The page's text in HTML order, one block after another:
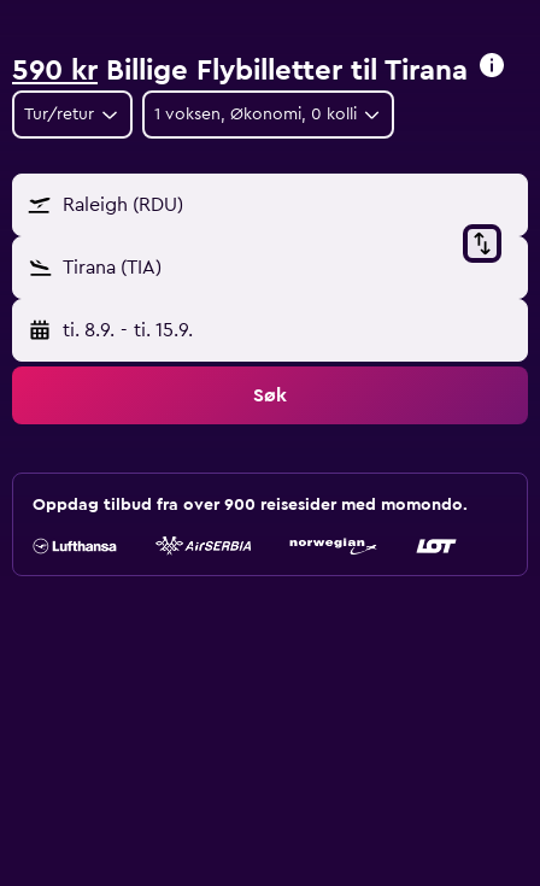
590 kr Billige Flybilletter til Tirana
Tur/retur 1 voksen, Økonomi, 0 kolli
Raleigh (RDU)
Tirana (TIA)
ti. 8.9. - ti. 15.9.
Søk
Oppdag tilbud fra over 900 reisesider med momondo.